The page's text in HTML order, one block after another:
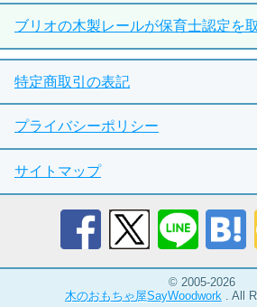
ブリオの木製レールが保育士認定を
特定商取引の表記
プライバシーポリシー
サイトマップ
© 2005-2026
木のおもちゃ屋SayWoodwork . All